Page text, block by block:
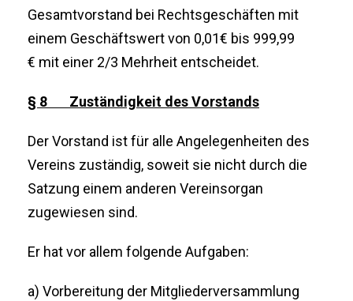
Gesamtvorstand bei Rechtsgeschäften mit
einem Geschäftswert von 0,01€ bis 999,99
€ mit einer 2/3 Mehrheit entscheidet.
§ 8 Zuständigkeit des Vorstands
Der Vorstand ist für alle Angelegenheiten des
Vereins zuständig, soweit sie nicht durch die
Satzung einem anderen Vereinsorgan
zugewiesen sind.
Er hat vor allem folgende Aufgaben:
a) Vorbereitung der Mitgliederversammlung